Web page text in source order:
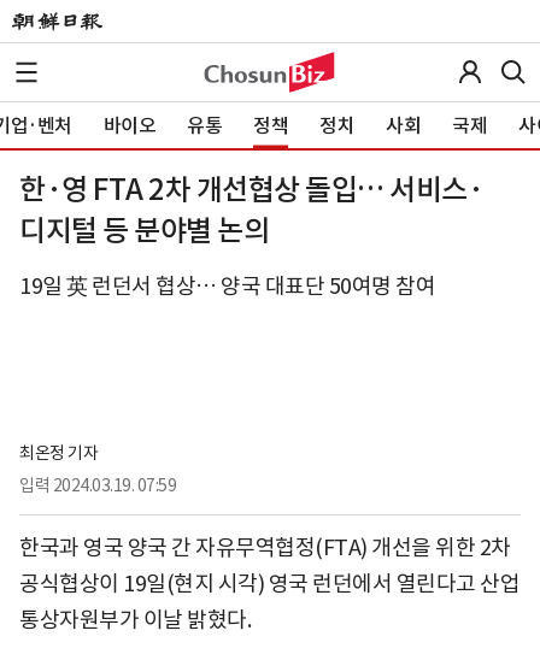
업·벤처 바이오 유통 정책 정치 사회 국제 사
한·영 FTA 2차 개선협상 돌입… 서비스·
디지털 등 분야별 논의
19일 英 런던서 협상… 양국 대표단 50여명 참여
최온정 기자
입력 2024.03.19. 07:59
한국과 영국 양국 간 자유무역협정(FTA) 개선을 위한 2차
공식협상이 19일(현지 시각) 영국 런던에서 열린다고 산업
통상자원부가 이날 밝혔다.